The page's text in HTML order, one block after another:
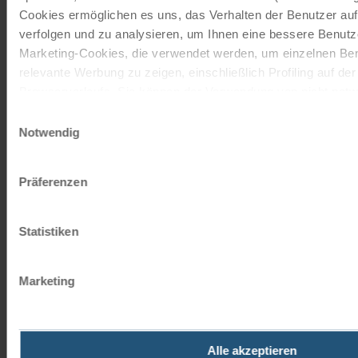
Cookies ermöglichen es uns, das Verhalten der Benutzer
verfolgen und zu analysieren, um Ihnen eine bessere
Marketing-Cookies, die verwendet werden, um einzelnen
relevante Werbung zu zeigen, einschließlich Profiling auf
entscheiden, nur notwendige Cookies zu verwenden, indem
Impressum
Notwendig
Präferenzen
Statistiken
Marketing
Alle akzeptieren
JETZT KOSTENFREI BESTELLEN
aktuellsten Stand!